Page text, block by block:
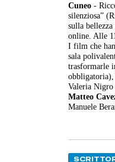
Cuneo -
silenziosa”
sulla
online. Alle
I film che
sala
trasformarle
Valeria Nigro
Matteo
Manuele